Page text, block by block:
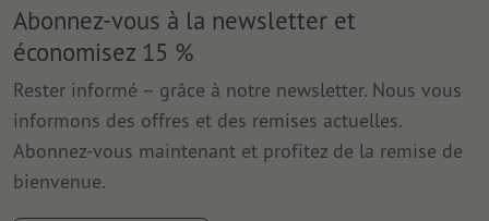
Abonnez-vous à la newsletter et
économisez 15 %
Rester informé – grâce à notre newsletter. Nous vous
informons des offres et des remises actuelles.
Abonnez-vous maintenant et profitez de la remise de
bienvenue.